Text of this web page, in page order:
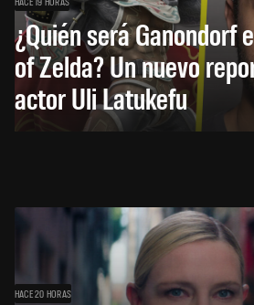
¿Quién será Ganondorf
of Zelda? Un nuevo
actor Uli Latukefu
HACE 20 HORAS